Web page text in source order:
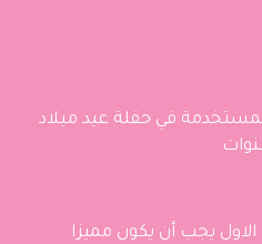
المستخدمة في حفلة عيد ميلاد
يجب أن يكون مميزا